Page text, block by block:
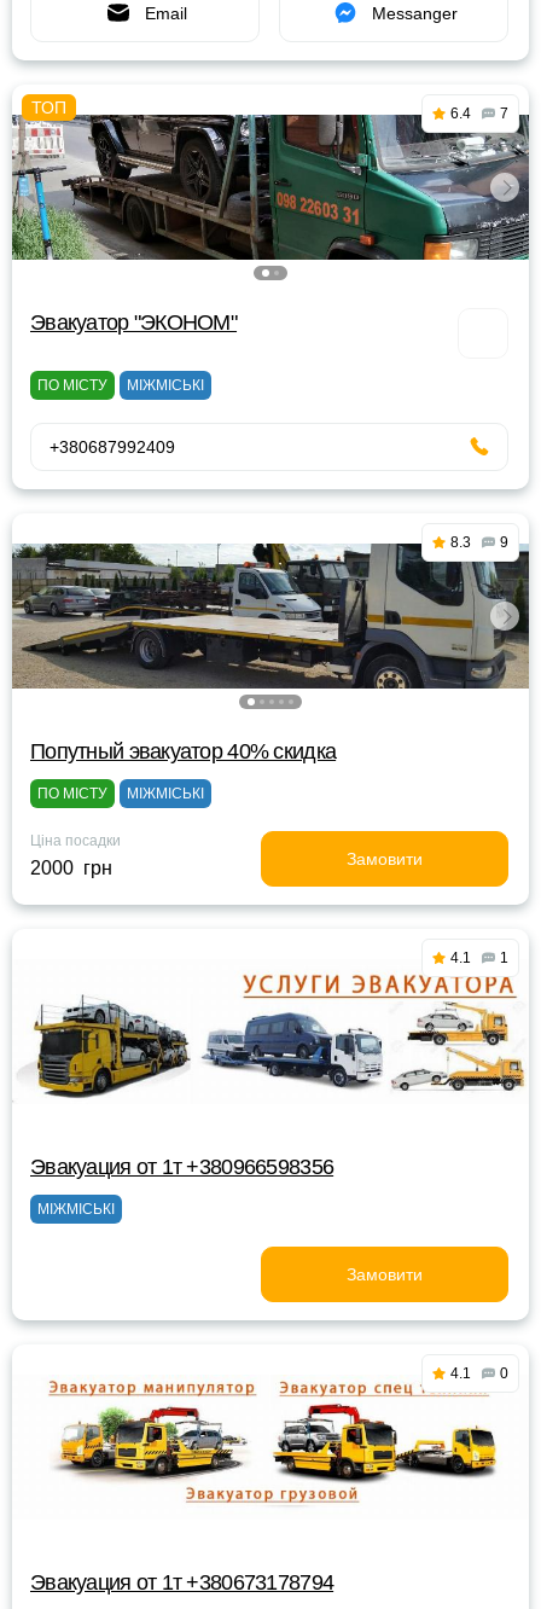
Email Messanger
6.4 7
Эвакуатор "ЭКОНОМ"
ПО МІСТУ МІЖМІСЬКІ
+380687992409
8.3 9
Попутный эвакуатор 40% скидка
ПО МІСТУ МІЖМІСЬКІ
Ціна посадки
2000 грн Замовити
4.1 1
Эвакуация от 1т +380966598356
МІЖМІСЬКІ
Замовити
4.1 0
Эвакуация от 1т +380673178794